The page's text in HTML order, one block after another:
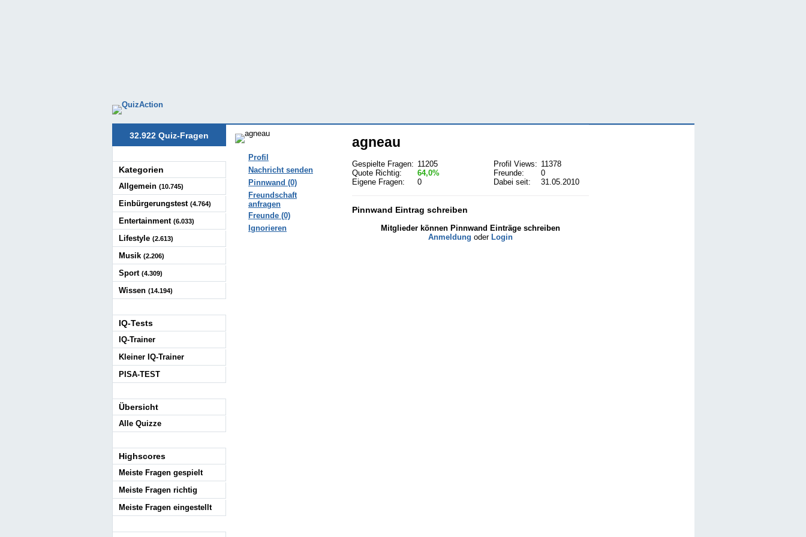
Profil
Nachricht senden
Pinnwand (0)
Freundschaft
anfragen
Freunde (0)
Ignorieren
agneau
11378
0
31.05.2010
Profil Views:
Freunde:
Dabei seit:
11205
64,0%
0
Gespielte Fragen:
Quote Richtig:
Eigene Fragen:
Pinnwand Eintrag schreiben
Mitglieder können Pinnwand Einträge schreiben
Anmeldung oder Login
32.922 Quiz-Fragen
Kategorien
Allgemein (10.745)
Einbürgerungstest (4.764)
Entertainment (6.033)
Lifestyle (2.613)
Musik (2.206)
Sport (4.309)
Wissen (14.194)
IQ-Tests
IQ-Trainer
Kleiner IQ-Trainer
PISA-TEST
Übersicht
Alle Quizze
Highscores
Meiste Fragen gespielt
Meiste Fragen richtig
Meiste Fragen eingestellt